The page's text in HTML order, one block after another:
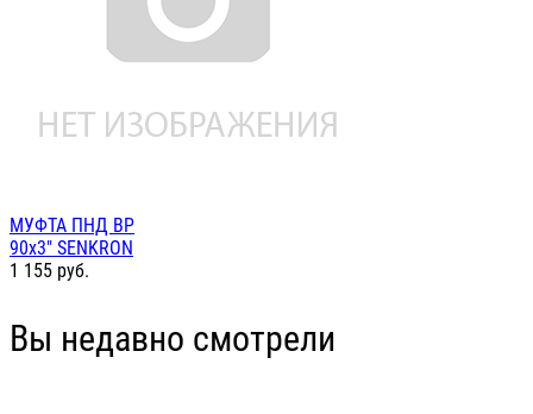
МУФТА ПНД ВР
90х3" SENKRON
1 155 руб.
Вы недавно смотрели